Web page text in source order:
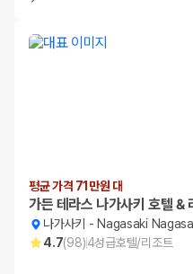
평균 가격 71만원 대
가든 테라스 나가사키 호텔 &
나가사키 - Nagasaki
4.7(98)4성급호텔/리조트